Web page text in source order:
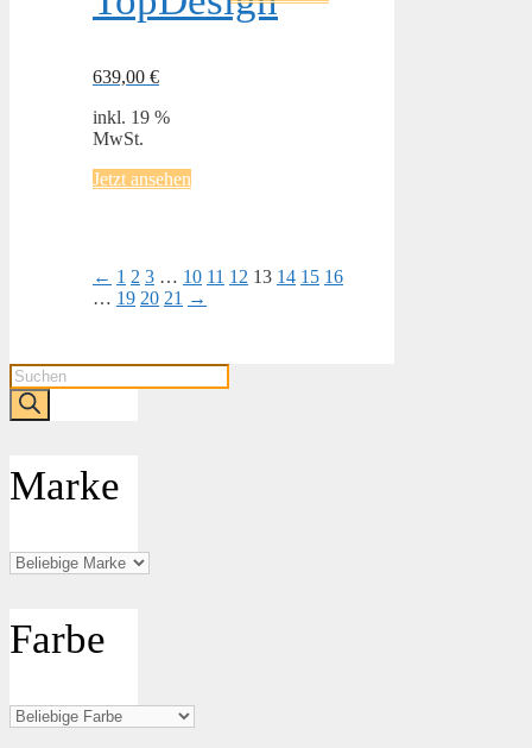
639,00 €
inkl. 19 %
MwSt.
Jetzt ansehen
← 1 2 3 … 10 11 12 13 14 15 16
… 19 20 21 →
Products
search
Marke
Farbe